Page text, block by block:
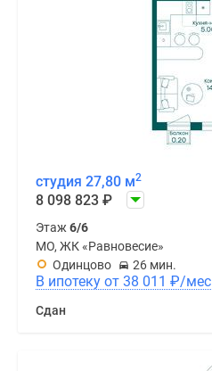
студия 27,80 м2
8 098 823 ₽
Этаж 6/6
МО, ЖК «Равновесие»
Одинцово
26 мин.
В ипотеку от 38 011 ₽/мес
Сдан